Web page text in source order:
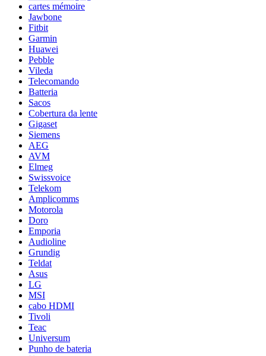
cartes mémoire
Jawbone
Fitbit
Garmin
Huawei
Pebble
Vileda
Telecomando
Batteria
Sacos
Cobertura da lente
Gigaset
Siemens
AEG
AVM
Elmeg
Swissvoice
Telekom
Amplicomms
Motorola
Doro
Emporia
Audioline
Grundig
Teldat
Asus
LG
MSI
cabo HDMI
Tivoli
Teac
Universum
Punho de bateria